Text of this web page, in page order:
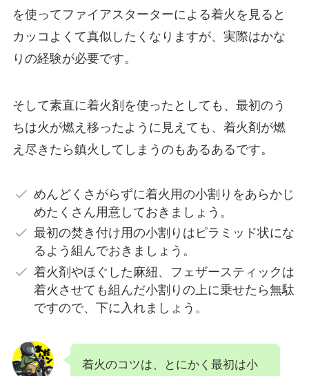
を使ってファイアスターターによる着火を見ると
カッコよくて真似したくなりますが、実際はかな
りの経験が必要です。
そして素直に着火剤を使ったとしても、最初のう
ちは火が燃え移ったように見えても、着火剤が燃
え尽きたら鎮火してしまうのもあるあるです。
めんどくさがらずに着火用の小割りをあらかじ
めたくさん用意しておきましょう。
最初の焚き付け用の小割りはピラミッド状にな
るよう組んでおきましょう。
着火剤やほぐした麻紐、フェザースティックは
着火させても組んだ小割りの上に乗せたら無駄
ですので、下に入れましょう。
着火のコツは、とにかく最初は小